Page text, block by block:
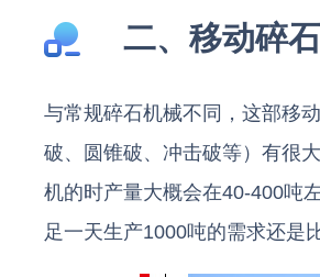
二、移动碎
与常规碎石机械不同，这部移
破、圆锥破、冲击破等）有很
机的时产量大概会在40-400吨
足一天生产1000吨的需求还是